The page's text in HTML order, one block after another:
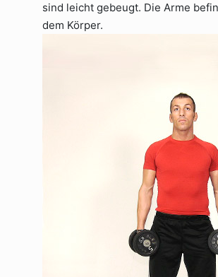
sind leicht gebeugt. Die Arme
dem Körper.